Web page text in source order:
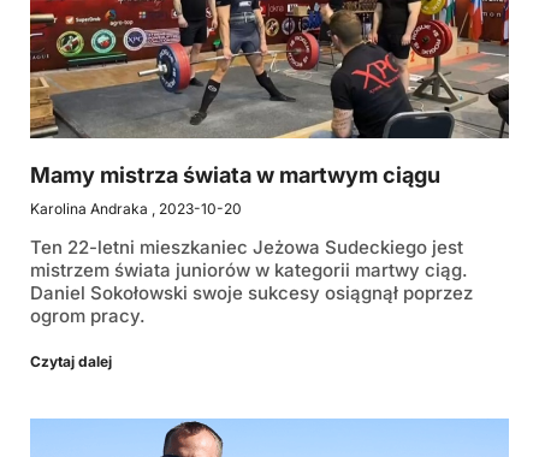
Mamy mistrza świata w martwym ciągu
Karolina Andraka 2023-10-20
Ten 22-letni mieszkaniec Jeżowa Sudeckiego jest
mistrzem świata juniorów w kategorii martwy ciąg.
Daniel Sokołowski swoje sukcesy osiągnął poprzez
ogrom pracy.
Czytaj dalej